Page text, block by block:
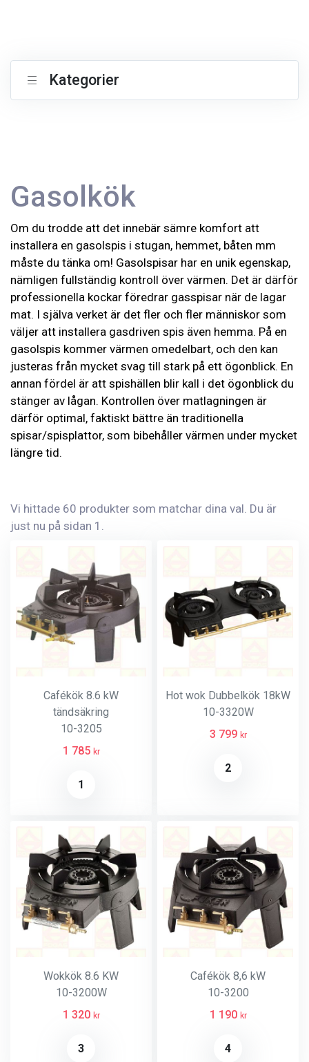
Kategorier
Gasolkök
Om du trodde att det innebär sämre komfort att
installera en gasolspis i stugan, hemmet, båten mm
måste du tänka om! Gasolspisar har en unik egenskap,
nämligen fullständig kontroll över värmen. Det är därför
professionella kockar föredrar gasspisar när de lagar
mat. I själva verket är det fler och fler människor som
väljer att installera gasdriven spis även hemma. På en
gasolspis kommer värmen omedelbart, och den kan
justeras från mycket svag till stark på ett ögonblick. En
annan fördel är att spishällen blir kall i det ögonblick du
stänger av lågan. Kontrollen över matlagningen är
därför optimal, faktiskt bättre än traditionella
spisar/spisplattor, som bibehåller värmen under mycket
längre tid.
Vi hittade 60 produkter som matchar dina val. Du är
just nu på sidan 1.
Cafékök 8.6 kW
tändsäkring
10-3205
1 785 kr
1
Hot wok Dubbelkök 18kW
10-3320W
3 799 kr
2
Wokkök 8.6 KW
10-3200W
1 320 kr
3
Cafékök 8,6 kW
10-3200
1 190 kr
4